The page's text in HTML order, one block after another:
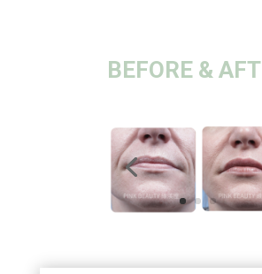
BEFORE &